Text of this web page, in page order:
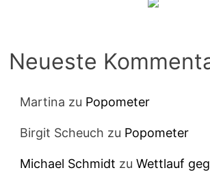
Neueste
Martina zu Popometer
Birgit Scheuch zu Popometer
Michael Schmidt zuWettlauf